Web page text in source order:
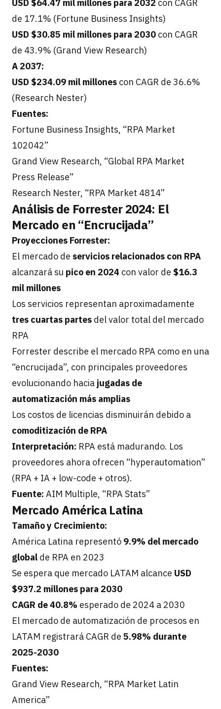
USD $64.47 mil millones para 2032 con CAGR
de 17.1% (Fortune Business Insights)
USD $30.85 mil millones para 2030 con CAGR
de 43.9% (Grand View Research)
A 2037:
USD $234.09 mil millones con CAGR de 36.6%
(Research Nester)
Fuentes:
Fortune Business Insights, “RPA Market
102042”
Grand View Research, “Global RPA Market
Press Release”
Research Nester, “RPA Market 4814”
Análisis de Forrester 2024: El
Mercado en “Encrucijada”
Proyecciones Forrester:
El mercado de servicios relacionados con RPA
alcanzará su pico en 2024 con valor de $16.3
mil millones
Los servicios representan aproximadamente
tres cuartas partes del valor total del mercado
RPA
Forrester describe el mercado RPA como en una
“encrucijada”, con principales proveedores
evolucionando hacia jugadas de
automatización más amplias
Los costos de licencias disminuirán debido a
comoditización de RPA
Interpretación: RPA está madurando. Los
proveedores ahora ofrecen “hyperautomation”
(RPA + IA + low-code + otros).
Fuente: AIM Multiple, “RPA Stats”
Mercado América Latina
Tamaño y Crecimiento:
América Latina representó 9.9% del mercado
global de RPA en 2023
Se espera que mercado LATAM alcance USD
$937.2 millones para 2030
CAGR de 40.8% esperado de 2024 a 2030
El mercado de automatización de procesos en
LATAM registrará CAGR de 5.98% durante
2025-2030
Fuentes:
Grand View Research, “RPA Market Latin
America”